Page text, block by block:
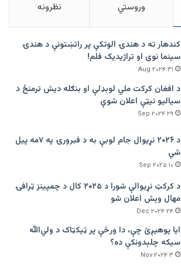
وروستي نظرونه
کندهار ته د هندۍ الوتکې پر راتښتونې د هندۍ
سینما نوی او تراژيديک فلم!
۳۱ Aug ۲۰۲۴
د افغان کرکت ملي لوبډلې او بنګله دیش ترمنځ د
سیالیو نیټې اعلان شوې
۲۹ Sep ۲۰۲۴
د ۲۰۲۶ نړیوال جام لوبې به د فبرورۍ په ۷مه پیل
شي
۱۰ Sep ۲۰۲۵
د کرکټ نړیوالې شورا د ۲۰۲۵ کال د چمپینز ټرافۍ
مهال وېش اعلان شو
۲۴ Dec ۲۰۲۴
ایا پوهیږئ چې، دا ورځې پر ټيکټاک د ولي‌الله
سیکه چلېدونکې ده؟
۳ Nov ۲۰۲۴